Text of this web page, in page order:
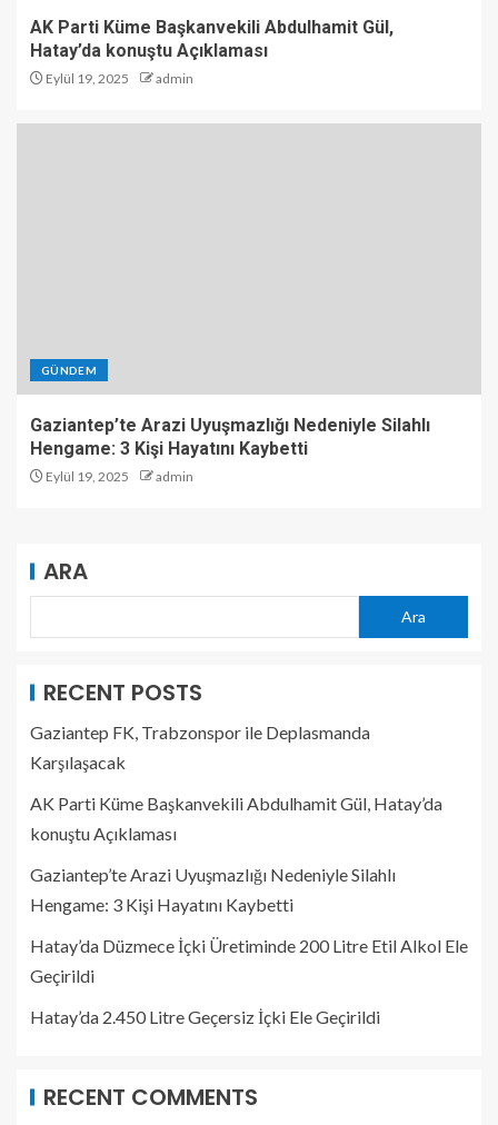
AK Parti Küme Başkanvekili Abdulhamit Gül,
Hatay’da konuştu Açıklaması
Eylül 19, 2025 admin
GÜNDEM
Gaziantep’te Arazi Uyuşmazlığı Nedeniyle Silahlı
Hengame: 3 Kişi Hayatını Kaybetti
Eylül 19, 2025 admin
ARA
Ara
RECENT POSTS
Gaziantep FK, Trabzonspor ile Deplasmanda
Karşılaşacak
AK Parti Küme Başkanvekili Abdulhamit Gül, Hatay’da
konuştu Açıklaması
Gaziantep’te Arazi Uyuşmazlığı Nedeniyle Silahlı
Hengame: 3 Kişi Hayatını Kaybetti
Hatay’da Düzmece İçki Üretiminde 200 Litre Etil Alkol Ele
Geçirildi
Hatay’da 2.450 Litre Geçersiz İçki Ele Geçirildi
RECENT COMMENTS